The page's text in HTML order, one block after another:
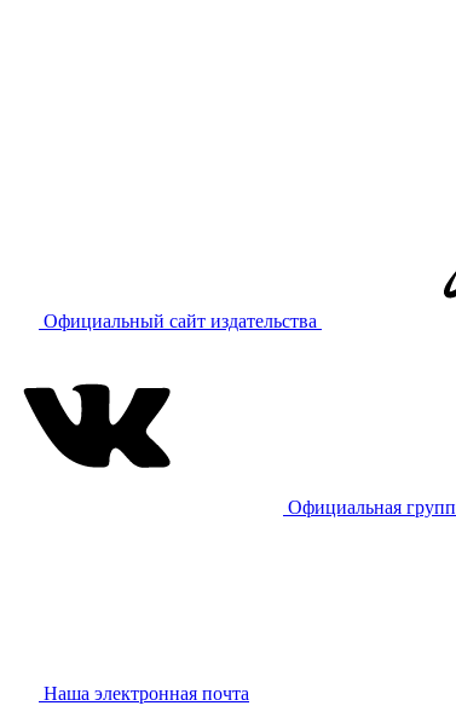
Официальный сайт издательства
Официальная
Наша электронная почта